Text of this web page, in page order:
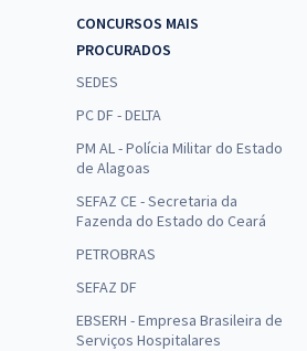
CONCURSOS MAIS
PROCURADOS
SEDES
PC DF - DELTA
PM AL - Polícia Militar do Estado
de Alagoas
SEFAZ CE - Secretaria da
Fazenda do Estado do Ceará
PETROBRAS
SEFAZ DF
EBSERH - Empresa Brasileira de
Serviços Hospitalares